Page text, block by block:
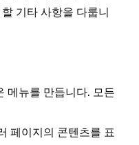
기타 사항을 다룹니
메뉴를 만듭니다. 모든
페이지의 콘텐츠를 표